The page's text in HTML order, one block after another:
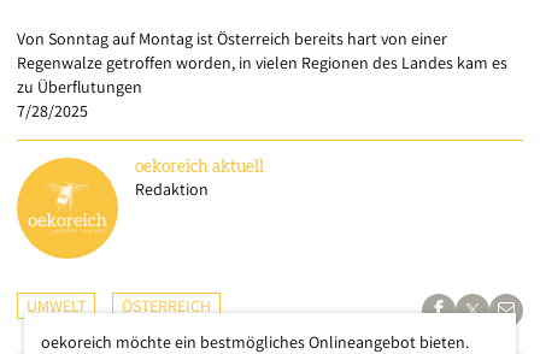
Von Sonntag auf Montag ist Österreich bereits hart von einer
Regenwalze getroffen worden, in vielen Regionen des Landes kam es
zu Überflutungen
7/28/2025
oekoreich aktuell
Redaktion
UMWELT ÖSTERREICH
oekoreich möchte ein bestmögliches Onlineangebot bieten.